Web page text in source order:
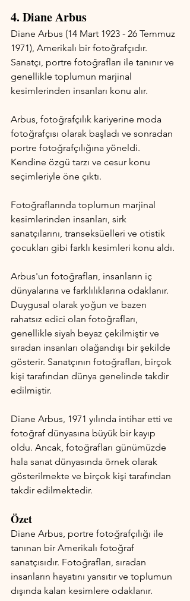
4. Diane Arbus
Diane Arbus (14 Mart 1923 - 26 Temmuz
1971), Amerikalı bir fotoğrafçıdır.
Sanatçı, portre fotoğrafları ile tanınır ve
genellikle toplumun marjinal
kesimlerinden insanları konu alır.
Arbus, fotoğrafçılık kariyerine moda
fotoğrafçısı olarak başladı ve sonradan
portre fotoğrafçılığına yöneldi.
Kendine özgü tarzı ve cesur konu
seçimleriyle öne çıktı.
Fotoğraflarında toplumun marjinal
kesimlerinden insanları, sirk
sanatçılarını, transeksüelleri ve otistik
çocukları gibi farklı kesimleri konu aldı.
Arbus'un fotoğrafları, insanların iç
dünyalarına ve farklılıklarına odaklanır.
Duygusal olarak yoğun ve bazen
rahatsız edici olan fotoğrafları,
genellikle siyah beyaz çekilmiştir ve
sıradan insanları olağandışı bir şekilde
gösterir. Sanatçının fotoğrafları, birçok
kişi tarafından dünya genelinde takdir
edilmiştir.
Diane Arbus, 1971 yılında intihar etti ve
fotoğraf dünyasına büyük bir kayıp
oldu. Ancak, fotoğrafları günümüzde
hala sanat dünyasında örnek olarak
gösterilmekte ve birçok kişi tarafından
takdir edilmektedir.
Özet
Diane Arbus, portre fotoğrafçılığı ile
tanınan bir Amerikalı fotoğraf
sanatçısıdır. Fotoğrafları, sıradan
insanların hayatını yansıtır ve toplumun
dışında kalan kesimlere odaklanır.